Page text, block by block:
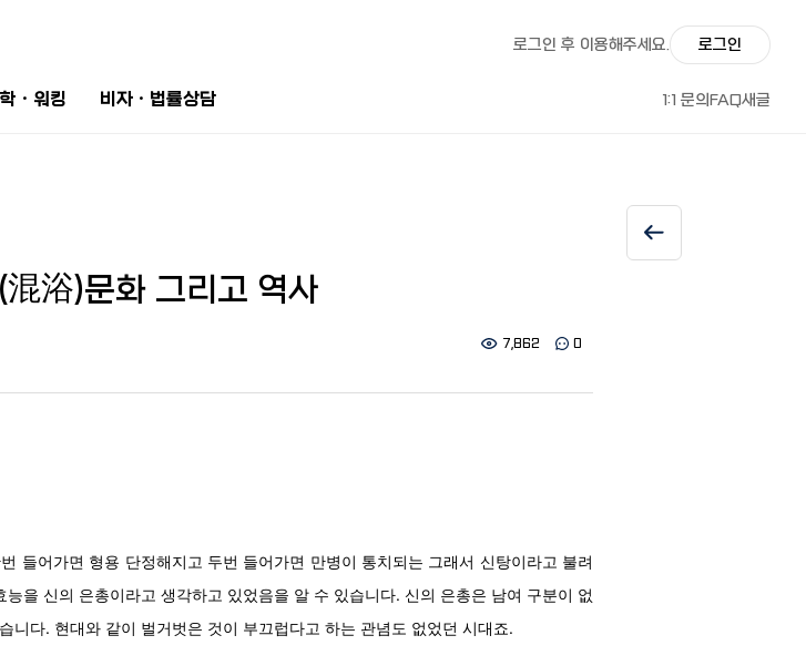
로그인 후 이용해주세요. 로그인
ㆍ워킹 비자ㆍ법률상담 1:1 문의FAQ새글
浴)문화 그리고 역사
7,862 0
들어가면 형용 단정해지고 두번 들어가면 만병이 통치되는 그래서 신탕이라고 불려
을 신의 은총이라고 생각하고 있었음을 알 수 있습니다. 신의 은총은 남여 구분이 없
다. 현대와 같이 벌거벗은 것이 부끄럽다고 하는 관념도 없었던 시대죠.